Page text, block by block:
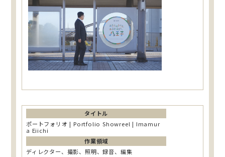
タイトル
ポートフォリオ | Portfolio Showreel | Imamur
a Eiichi
作業領域
ディレクター、撮影、照明、録音、編集